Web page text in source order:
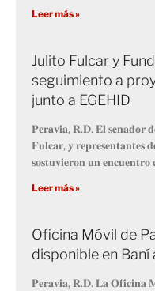
Leer más »
Julito Fulcar y
seguimiento a
junto a EGEHID
𝐏𝐞𝐫𝐚𝐯𝐢𝐚, 𝐑.𝐃. 𝐄𝐥 𝐬𝐞𝐧𝐚𝐝𝐨𝐫
𝐅𝐮𝐥𝐜𝐚𝐫, 𝐲
𝐬𝐨𝐬𝐭𝐮𝐯𝐢𝐞𝐫𝐨𝐧 𝐮𝐧 𝐞𝐧𝐜𝐮𝐞𝐧𝐭𝐫𝐨
Leer más »
Oficina Móvil de
disponible en Baní
𝐏𝐞𝐫𝐚𝐯𝐢𝐚, 𝐑.𝐃. 𝐋𝐚 𝐎𝐟𝐢𝐜𝐢𝐧𝐚